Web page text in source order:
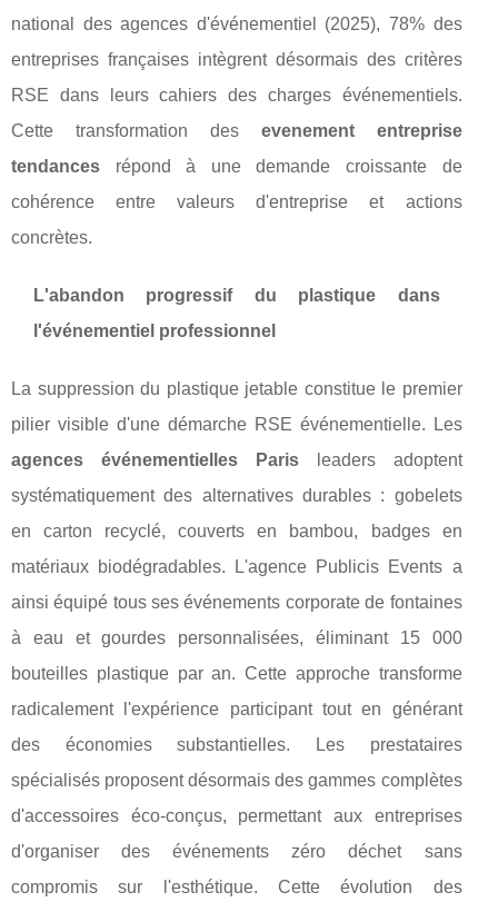
national des agences d'événementiel (2025), 78% des
entreprises françaises intègrent désormais des critères
RSE dans leurs cahiers des charges événementiels.
Cette transformation des evenement entreprise
tendances répond à une demande croissante de
cohérence entre valeurs d'entreprise et actions
concrètes.
L'abandon progressif du plastique dans
l'événementiel professionnel
La suppression du plastique jetable constitue le premier
pilier visible d'une démarche RSE événementielle. Les
agences événementielles Parisleaders adoptent
systématiquement des alternatives durables : gobelets
en carton recyclé, couverts en bambou, badges en
matériaux biodégradables. L'agence Publicis Events a
ainsi équipé tous ses événements corporate de fontaines
à eau et gourdes personnalisées, éliminant 15 000
bouteilles plastique par an. Cette approche transforme
radicalement l'expérience participant tout en générant
des économies substantielles. Les prestataires
spécialisés proposent désormais des gammes complètes
d'accessoires éco-conçus, permettant aux entreprises
d'organiser des événements zéro déchet sans
compromis sur l'esthétique. Cette évolution des